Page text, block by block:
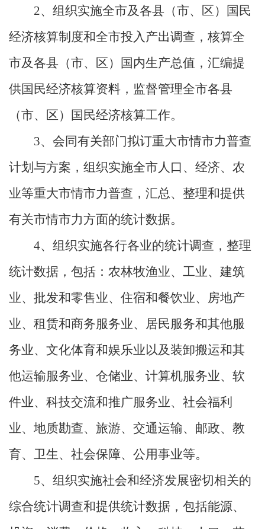
2、组织实施全市及各县（市、区）国民
经济核算制度和全市投入产出调查，核算全
市及各县（市、区）国内生产总值，汇编提
供国民经济核算资料，监督管理全市各县
（市、区）国民经济核算工作。
3、会同有关部门拟订重大市情市力普查
计划与方案，组织实施全市人口、经济、农
业等重大市情市力普查，汇总、整理和提供
有关市情市力方面的统计数据。
4、组织实施各行各业的统计调查，整理
统计数据，包括：农林牧渔业、工业、建筑
业、批发和零售业、住宿和餐饮业、房地产
业、租赁和商务服务业、居民服务和其他服
务业、文化体育和娱乐业以及装卸搬运和其
他运输服务业、仓储业、计算机服务业、软
件业、科技交流和推广服务业、社会福利
业、地质勘查、旅游、交通运输、邮政、教
育、卫生、社会保障、公用事业等。
5、组织实施社会和经济发展密切相关的
综合统计调查和提供统计数据，包括能源、